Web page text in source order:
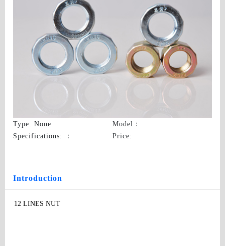
12 LINES NUT
Type: None Model ：
Specifications:
： Price:
Introduction
12 LINES NUT